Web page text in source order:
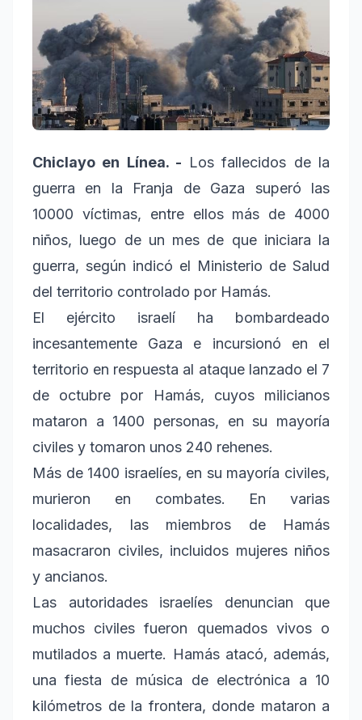
Chiclayo en Línea. - Los fallecidos de la
guerra en la Franja de Gaza superó las
10000 víctimas, entre ellos más de 4000
niños, luego de un mes de que iniciara la
guerra, según indicó el Ministerio de Salud
del territorio controlado por Hamás.
El ejército israelí ha bombardeado
incesantemente Gaza e incursionó en el
territorio en respuesta al ataque lanzado el 7
de octubre por Hamás, cuyos milicianos
mataron a 1400 personas, en su mayoría
civiles y tomaron unos 240 rehenes.
Más de 1400 israelíes, en su mayoría civiles,
murieron en combates. En varias
localidades, las miembros de Hamás
masacraron civiles, incluidos mujeres niños
y ancianos.
Las autoridades israelíes denuncian que
muchos civiles fueron quemados vivos o
mutilados a muerte. Hamás atacó, además,
una fiesta de música de electrónica a 10
kilómetros de la frontera, donde mataron a